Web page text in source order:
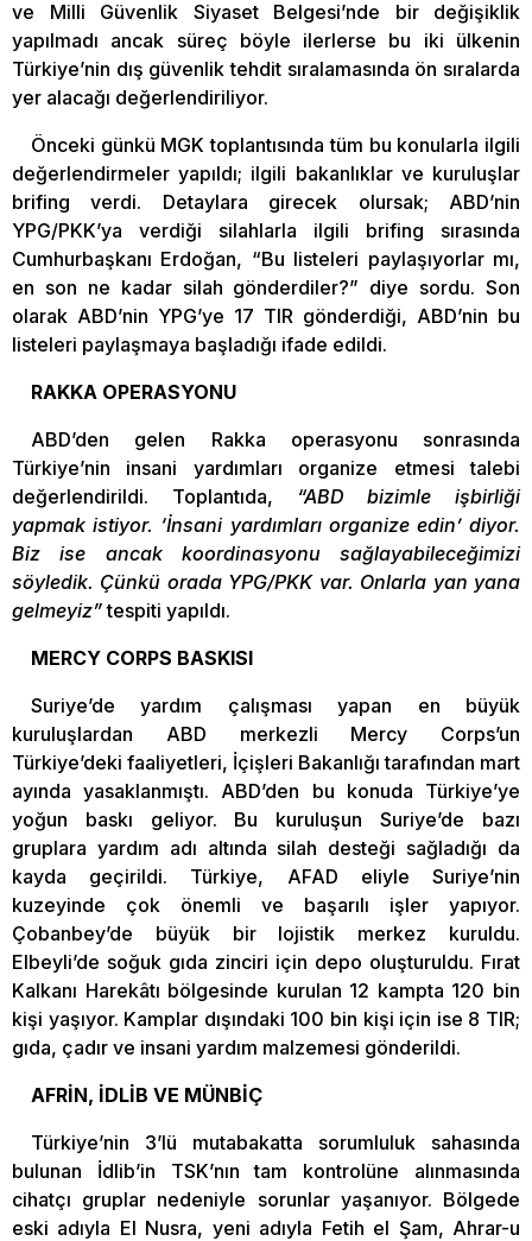
ve Milli Güvenlik Siyaset Belgesi’nde bir değişiklik
yapılmadı ancak süreç böyle ilerlerse bu iki ülkenin
Türkiye’nin dış güvenlik tehdit sıralamasında ön sıralarda
yer alacağı değerlendiriliyor.
Önceki günkü MGK toplantısında tüm bu konularla ilgili
değerlendirmeler yapıldı; ilgili bakanlıklar ve kuruluşlar
brifing verdi. Detaylara girecek olursak; ABD’nin
YPG/PKK’ya verdiği silahlarla ilgili brifing sırasında
Cumhurbaşkanı Erdoğan, “Bu listeleri paylaşıyorlar mı,
en son ne kadar silah gönderdiler?” diye sordu. Son
olarak ABD’nin YPG’ye 17 TIR gönderdiği, ABD’nin bu
listeleri paylaşmaya başladığı ifade edildi.
RAKKA OPERASYONU
ABD’den gelen Rakka operasyonu sonrasında
Türkiye’nin insani yardımları organize etmesi talebi
değerlendirildi. Toplantıda, “ABD bizimle işbirliği
yapmak istiyor. ‘İnsani yardımları organize edin’ diyor.
Biz ise ancak koordinasyonu sağlayabileceğimizi
söyledik. Çünkü orada YPG/PKK var. Onlarla yan yana
gelmeyiz”tespiti yapıldı.
MERCY CORPS BASKISI
Suriye’de yardım çalışması yapan en büyük
kuruluşlardan ABD merkezli Mercy Corps’un
Türkiye’deki faaliyetleri, İçişleri Bakanlığı tarafından mart
ayında yasaklanmıştı. ABD’den bu konuda Türkiye’ye
yoğun baskı geliyor. Bu kuruluşun Suriye’de bazı
gruplara yardım adı altında silah desteği sağladığı da
kayda geçirildi. Türkiye, AFAD eliyle Suriye’nin
kuzeyinde çok önemli ve başarılı işler yapıyor.
Çobanbey’de büyük bir lojistik merkez kuruldu.
Elbeyli’de soğuk gıda zinciri için depo oluşturuldu. Fırat
Kalkanı Harekâtı bölgesinde kurulan 12 kampta 120 bin
kişi yaşıyor. Kamplar dışındaki 100 bin kişi için ise 8 TIR;
gıda, çadır ve insani yardım malzemesi gönderildi.
AFRİN, İDLİB VE MÜNBİÇ
Türkiye’nin 3’lü mutabakatta sorumluluk sahasında
bulunan İdlib’in TSK’nın tam kontrolüne alınmasında
cihatçı gruplar nedeniyle sorunlar yaşanıyor. Bölgede
eski adıyla El Nusra, yeni adıyla Fetih el Şam, Ahrar-u